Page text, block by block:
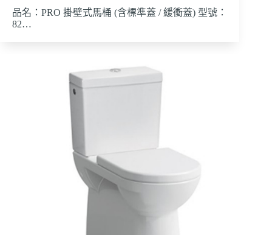
品名：PRO 掛壁式馬桶 (含標準蓋 / 緩衝蓋) 型號：
82…